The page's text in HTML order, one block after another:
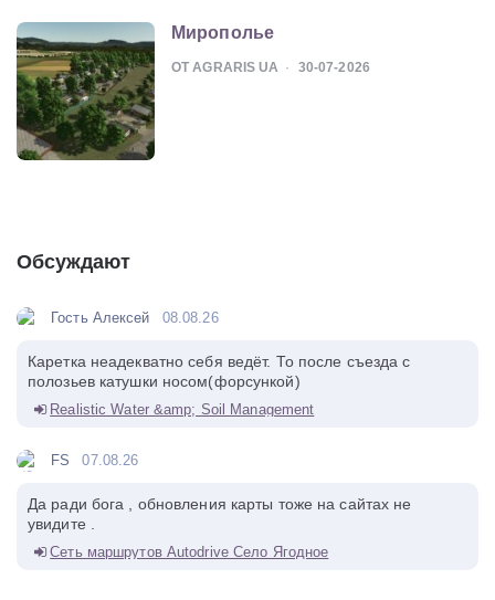
Мирополье
ОТ AGRARIS UA 30-07-2026
Обсуждают
Гость Алексей 08.08.26
Каретка неадекватно себя ведёт. То после съезда с
полозьев катушки носом(форсункой)
Realistic Water &amp; Soil Management
FS 07.08.26
Да ради бога , обновления карты тоже на сайтах не
увидите .
Сеть маршрутов Autodrive Село Ягодное